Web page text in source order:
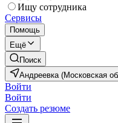
Ищу сотрудника
Сервисы
Помощь
Ещё
Поиск
Андреевка (Московская
Войти
Войти
Создать резюме